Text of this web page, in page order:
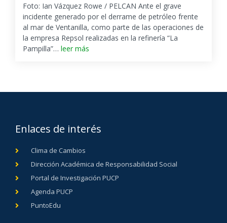
Foto: Ian Vázquez Rowe / PELCAN Ante el grave
incidente generado por el derrame de petróleo frente
al mar de Ventanilla, como parte de las operaciones de
la empresa Repsol realizadas en la refinería “La
Pampilla”… leer más
Enlaces de interés
Clima de Cambios
Dirección Académica de Responsabilidad Social
Portal de Investigación PUCP
Agenda PUCP
PuntoEdu